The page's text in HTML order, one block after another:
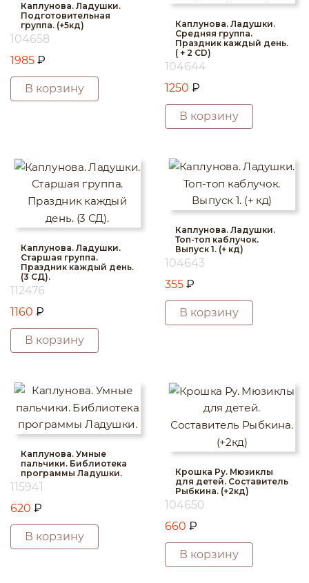
Каплунова. Ладушки.
Подготовительная
группа. (+5кд)
104658
1985 ₽
В корзину
Каплунова. Ладушки.
Средняя группа.
Праздник каждый день.
( + 2 CD)
104644
1250 ₽
В корзину
Каплунова. Ладушки.
Старшая группа.
Праздник каждый день.
(3 СД).
112476
1160 ₽
В корзину
Каплунова. Ладушки.
Топ-топ каблучок.
Выпуск 1. (+ кд)
104643
355 ₽
В корзину
Каплунова. Умные
пальчики. Библиотека
программы Ладушки.
115941
620 ₽
В корзину
Крошка Ру. Мюзиклы
для детей. Составитель
Рыбкина. (+2кд)
104650
660 ₽
В корзину